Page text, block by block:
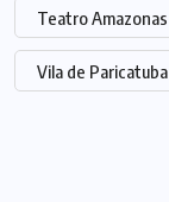
Teatro Amazonas
Vila de Paricatuba